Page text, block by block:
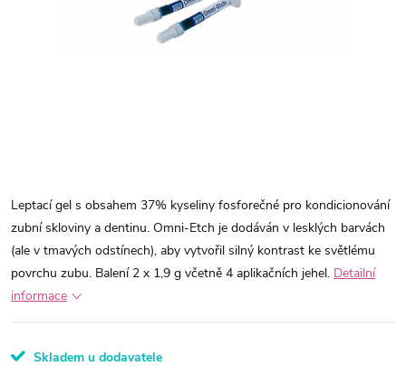
Leptací gel s obsahem 37% kyseliny fosforečné pro kondicionování
zubní skloviny a dentinu. Omni-Etch je dodáván v lesklých barvách
(ale v tmavých odstínech), aby vytvořil silný kontrast ke světlému
povrchu zubu. Balení 2 x 1,9 g včetně 4 aplikačních jehel. Detailní
informace
Skladem u dodavatele